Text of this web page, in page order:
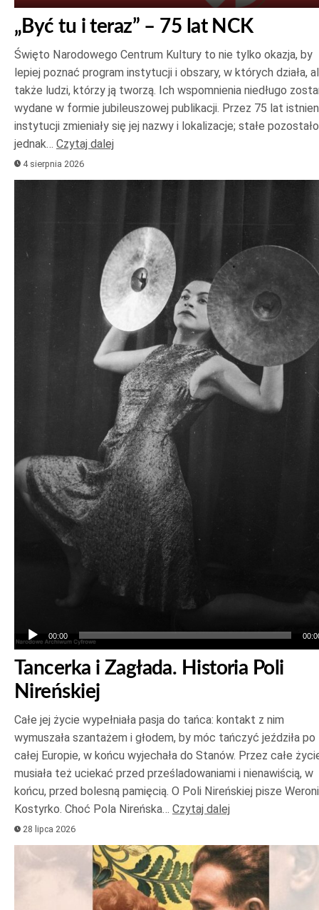
„Być tu i teraz” – 75 lat NCK
Święto Narodowego Centrum Kultury to nie tylko okazja, by
lepiej poznać program instytucji i obszary, w których działa,
także ludzi, którzy ją tworzą. Ich wspomnienia niedługo
wydane w formie jubileuszowej publikacji. Przez 75 lat
instytucji zmieniały się jej nazwy i lokalizacje; stałe pozostało
jednak… Czytaj dalej
4 sierpnia 2026
00:00
Tancerka i Zagłada. Historia Poli
Nireńskiej
Całe jej życie wypełniała pasja do tańca: kontakt z nim
wymuszała szantażem i głodem, by móc tańczyć jeździła po
całej Europie, w końcu wyjechała do Stanów. Przez całe
musiała też uciekać przed prześladowaniami i nienawiścią, w
końcu, przed bolesną pamięcią. O Poli Nireńskiej pisze
Kostyrko. Choć Pola Nireńska… Czytaj dalej
28 lipca 2026
plików
dźwiękowych